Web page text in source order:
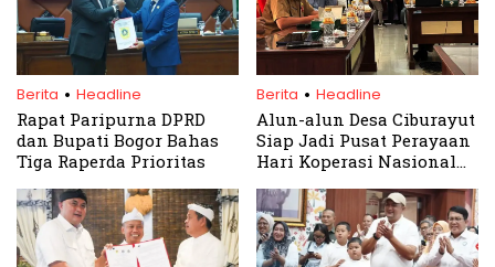
Berita . Headline
Rapat Paripurna DPRD
dan Bupati Bogor Bahas
Tiga Raperda Prioritas
Berita . Headline
Alun-alun Desa Ciburayut
Siap Jadi Pusat Perayaan
Hari Koperasi Nasional